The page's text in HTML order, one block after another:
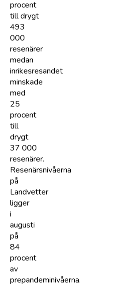
procent
till drygt
493
000
resenärer
medan
inrikesresandet
minskade
med
25
procent
till
drygt
37 000
resenärer.
Resenärsnivåerna
på
Landvetter
ligger
i
augusti
på
84
procent
av
prepandeminivåerna.